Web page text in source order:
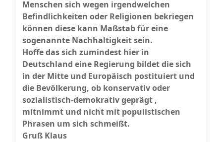
Menschen sich wegen irgendwelchen
Befindlichkeiten oder Religionen bekriegen
können diese kann Maßstab für eine
sogenannte Nachhaltigkeit sein.
Hoffe das sich zumindest hier in
Deutschland eine Regierung bildet die sich
in der Mitte und Europäisch postituiert und
die Bevölkerung, ob konservativ oder
sozialistisch-demokrativ geprägt ,
mitnimmt und nicht mit populistischen
Phrasen um sich schmeißt.
Gruß Klaus